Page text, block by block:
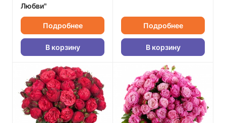
Любви"
Подробнее
В корзину
Подробнее
В корзину